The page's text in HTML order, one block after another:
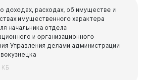
доходах, расходах, об имуществе и
имущественного характера
начальника отдела
и организационного
Управления делами администрации
КБ